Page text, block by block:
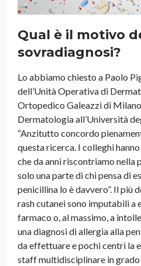
Qual è il motivo
sovradiagnosi?
Lo abbiamo chiesto a Paolo
dell’Unità Operativa di
Ortopedico Galeazzi di
Dermatologia all’Università
“Anzitutto concordo
questa ricerca. I colleghi
che da anni riscontriamo nella
solo una parte di chi pensa di
penicillina lo è davvero”. Il più
rash cutanei sono imputabili
farmaco o, al massimo, a
una diagnosi di allergia alla
da effettuare e pochi centri la
staff multidisciplinare in